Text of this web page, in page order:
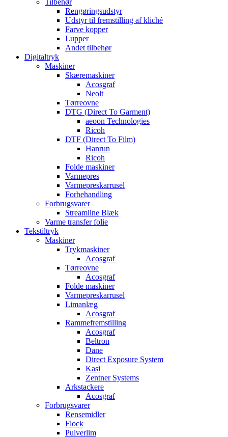
Tilbehør
Rengøringsudstyr
Udstyr til fremstilling af kliché
Farve kopper
Lupper
Andet tilbehør
Digitaltryk
Maskiner
Skæremaskiner
Acosgraf
Neolt
Tørreovne
DTG (Direct To Garment)
aeoon Technologies
Ricoh
DTF (Direct To Film)
Hanrun
Ricoh
Folde maskiner
Varmepres
Varmepreskarrusel
Forbehandling
Forbrugsvarer
Streamline Blæk
Varme transfer folie
Tekstiltryk
Maskiner
Trykmaskiner
Acosgraf
Tørreovne
Acosgraf
Folde maskiner
Varmepreskarrusel
Limanlæg
Acosgraf
Rammefremstilling
Acosgraf
Beltron
Dane
Direct Exposure System
Kasi
Zentner Systems
Arkstackere
Acosgraf
Forbrugsvarer
Rensemidler
Flock
Pulverlim